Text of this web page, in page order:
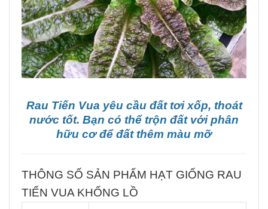
Rau Tiến Vua yêu cầu đất tơi xốp, thoát
nước tốt. Bạn có thể trộn đất với phân
hữu cơ để đất thêm màu mỡ
THÔNG SỐ SẢN PHẨM HẠT GIỐNG RAU
TIẾN VUA KHỔNG LỒ